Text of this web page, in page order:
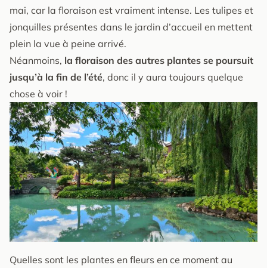
mai, car la floraison est vraiment intense. Les tulipes et
jonquilles présentes dans le jardin d’accueil en mettent
plein la vue à peine arrivé.
Néanmoins, la floraison des autres plantes se poursuit
jusqu’à la fin de l’été, donc il y aura toujours quelque
chose à voir !
Quelles sont les plantes en fleurs en ce moment au